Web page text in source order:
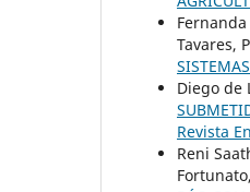
Tavares,
Diego de
Revista
Reni
Fortunato,